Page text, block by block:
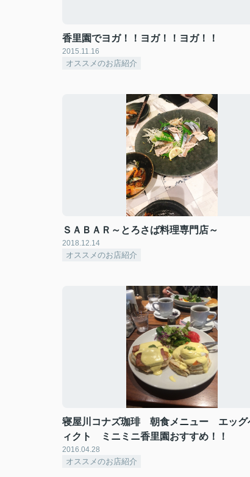
香里園でヨガ！！ヨガ！！ヨガ！！
2015.11.16
オススメのお店紹介
ＳＡＢＡＲ～とろさば料理専門店～
2018.12.14
オススメのお店紹介
寝屋川コナズ珈琲 朝食メニュー エッグ
ィクト ミニミニ香里園おすすめ！！
2016.04.28
オススメのお店紹介